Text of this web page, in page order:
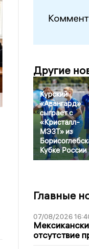
Другие
Курский
«Авангард»
сыграет с
«Кристалл-
МЭЗТ» из
Кубке России
Главные
07/08/2026
отсутствие